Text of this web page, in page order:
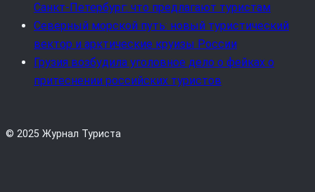
Санкт‑Петербург: что предлагают туристам
Северный морской путь: новый туристический
вектор и арктические круизы России
Грузия возбудила уголовное дело о фейках о
притеснении российских туристов
© 2025 Журнал Туриста